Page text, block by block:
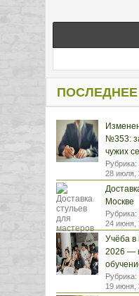
ПОСЛЕДНЕЕ
№353:
чужих
Рубрика:
28 июля,
Москве
Рубрика:
24 июня,
Учёба в
2026 —
Рубрика:
19 июня,